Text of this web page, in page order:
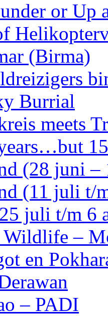
or Up
(Birma)
Burrial
meets
(28 juni
(11 juli t/
juli t/m 6
Wildlife –
en
– PADI